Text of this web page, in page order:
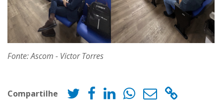
Fonte: Ascom - Victor Torres
Compartilhe